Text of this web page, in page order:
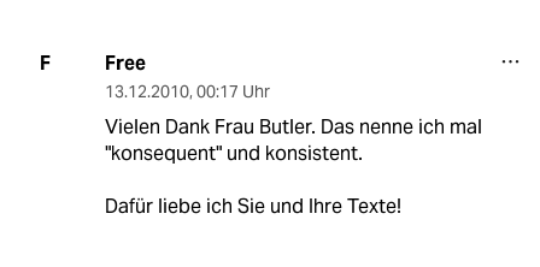
F Free
13.12.2010, 00:17 Uhr
Vielen Dank Frau Butler. Das nenne ich mal
"konsequent" und konsistent.
Dafür liebe ich Sie und Ihre Texte!